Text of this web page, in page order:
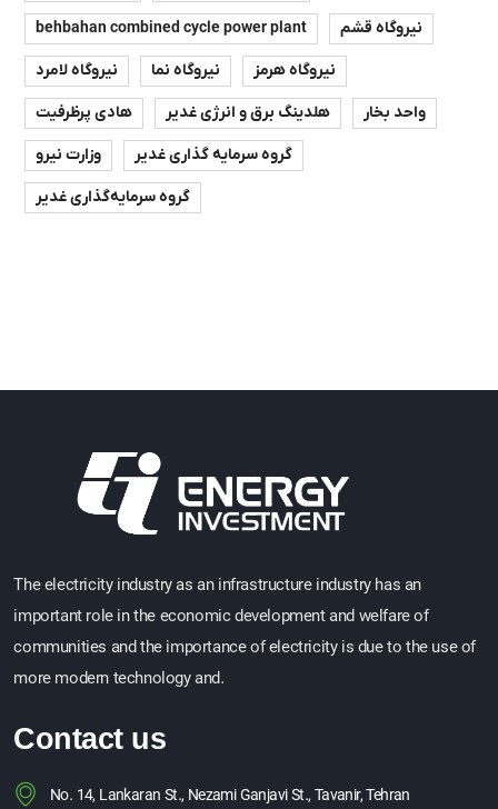
behbahan combined cycle power plant
نیروگاه قشم
نیروگاه لامرد
نیروگاه نما
نیروگاه هرمز
هادی پرظرفیت
هلدینگ برق و انرژی غدیر
واحد بخار
وزارت نیرو
گروه سرمایه گذاری غدیر
گروه سرمایه‌گذاری غدیر
The electricity industry as an infrastructure industry has an
important role in the economic development and welfare of
communities and the importance of electricity is due to the use of
more modern technology and.
Contact us
No. 14, Lankaran St., Nezami Ganjavi St., Tavanir, Tehran